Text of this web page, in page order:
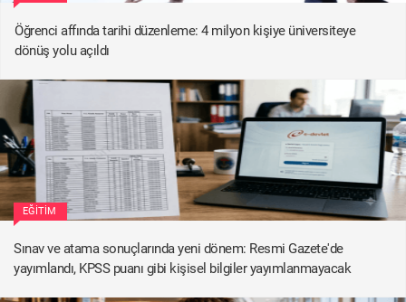
Öğrenci affında tarihi düzenleme: 4 milyon kişiye üniversiteye
dönüş yolu açıldı
EĞITIM
Sınav ve atama sonuçlarında yeni dönem: Resmi Gazete'de
yayımlandı, KPSS puanı gibi kişisel bilgiler yayımlanmayacak